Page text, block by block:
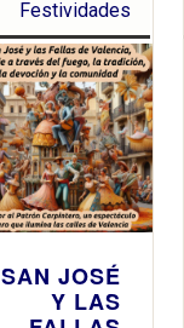
Festividades
SAN JOSÉ
Y LAS